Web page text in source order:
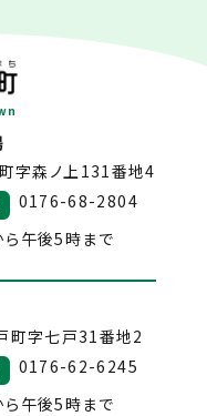
字森ノ上131番地4
0176-68-2804
午後5時まで
町字七戸31番地2
0176-62-6245
午後5時まで